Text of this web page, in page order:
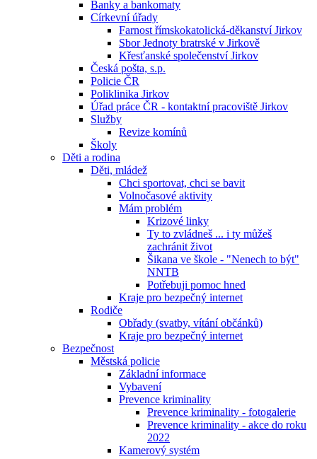
Banky a bankomaty
Církevní úřady
Farnost římskokatolická-děkanství Jirkov
Sbor Jednoty bratrské v Jirkově
Křesťanské společenství Jirkov
Česká pošta, s.p.
Policie ČR
Poliklinika Jirkov
Úřad práce ČR - kontaktní pracoviště Jirkov
Služby
Revize komínů
Školy
Děti a rodina
Děti, mládež
Chci sportovat, chci se bavit
Volnočasové aktivity
Mám problém
Krizové linky
Ty to zvládneš ... i ty můžeš
zachránit život
Šikana ve škole - "Nenech to být"
NNTB
Potřebuji pomoc hned
Kraje pro bezpečný internet
Rodiče
Obřady (svatby, vítání občánků)
Kraje pro bezpečný internet
Bezpečnost
Městská policie
Základní informace
Vybavení
Prevence kriminality
Prevence kriminality - fotogalerie
Prevence kriminality - akce do roku
2022
Kamerový systém